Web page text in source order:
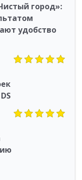
город»:
удобство